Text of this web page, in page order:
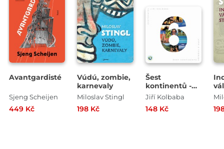
Avantgardisté
Sjeng Scheijen
449 Kč
Vúdú, zombie,
karnevaly
Miloslav Stingl
198 Kč
Šest
kontinentů -
Příběhy z cest
Jiří Kolbaba
148 Kč